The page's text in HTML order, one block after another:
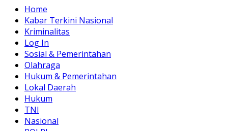
Home
Kabar Terkini Nasional
Kriminalitas
Log In
Sosial & Pemerintahan
Olahraga
Hukum & Pemerintahan
Lokal Daerah
Hukum
TNI
Nasional